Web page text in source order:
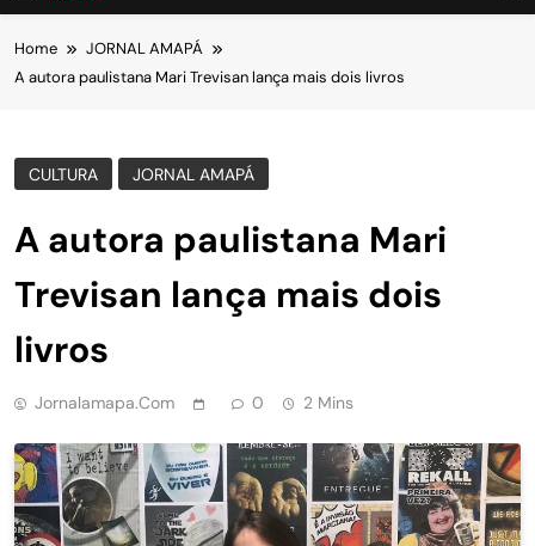
Home
JORNAL AMAPÁ
A autora paulistana Mari Trevisan lança mais dois livros
CULTURA JORNAL AMAPÁ
A autora paulistana Mari
Trevisan lança mais dois
livros
Jornalamapa.com 0 2 Mins